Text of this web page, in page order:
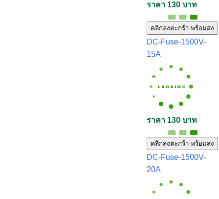
ราคา 130 บาท
คลิกลงตะกร้า พร้อมส่ง
DC-Fuse-1500V-
15A
ราคา 130 บาท
คลิกลงตะกร้า พร้อมส่ง
DC-Fuse-1500V-
20A